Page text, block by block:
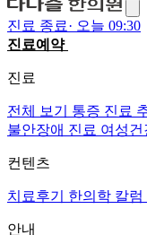
진료 종료· 오늘 09:30
진료예약
진료
전체 보기 통증 진료
불안장애 진료 여성건
컨텐츠
치료후기 한의학 칼럼
안내